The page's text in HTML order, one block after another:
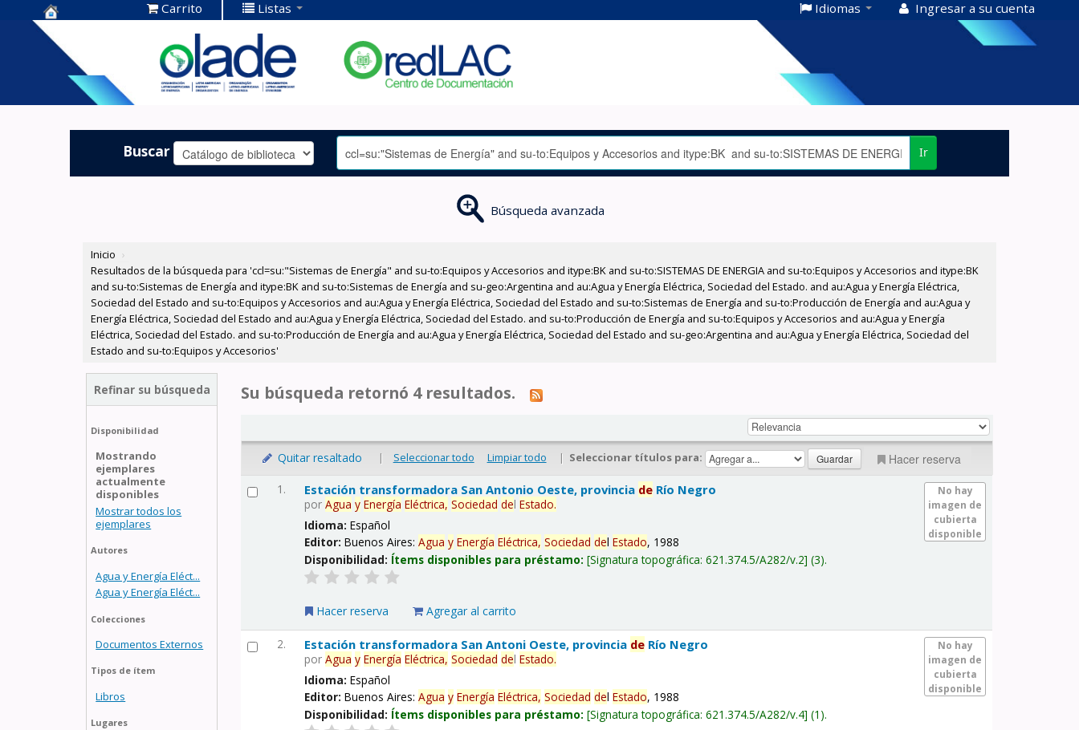
Centro de
Documentación
OLADE -
Carrito Listas Idiomas Ingresar a su cuenta
Buscar Ir
Búsqueda avanzada
Inicio ›
Resultados de la búsqueda para 'ccl=su:"Sistemas de Energía" and su-to:Equipos y Accesorios and itype:BK and su-to:SISTEMAS DE ENERGIA and su-to:Equipos y Accesorios and itype:BK
and su-to:Sistemas de Energía and itype:BK and su-to:Sistemas de Energía and su-geo:Argentina and au:Agua y Energía Eléctrica, Sociedad del Estado. and au:Agua y Energía Eléctrica,
Sociedad del Estado and su-to:Equipos y Accesorios and au:Agua y Energía Eléctrica, Sociedad del Estado and su-to:Sistemas de Energía and su-to:Producción de Energía and au:Agua y
Energía Eléctrica, Sociedad del Estado and au:Agua y Energía Eléctrica, Sociedad del Estado. and su-to:Producción de Energía and su-to:Equipos y Accesorios and au:Agua y Energía
Eléctrica, Sociedad del Estado. and su-to:Producción de Energía and au:Agua y Energía Eléctrica, Sociedad del Estado and su-geo:Argentina and au:Agua y Energía Eléctrica, Sociedad del
Estado and su-to:Equipos y Accesorios'
Refinar su búsqueda
Disponibilidad
Mostrando
ejemplares
actualmente
disponibles
Mostrar todos los
ejemplares
Autores
Agua y Energía Eléct...
Agua y Energía Eléct...
Colecciones
Documentos Externos
Tipos de ítem
Libros
Lugares
Su búsqueda retornó 4 resultados.
Quitar resaltado | Seleccionar todo Limpiar todo | Seleccionar títulos para: Hacer reserva
1.
No hay
imagen de
cubierta
disponible
Estación transformadora San Antonio Oeste, provincia de Río Negro
porAgua y Energía Eléctrica, Sociedad delEstado.
Idioma:Español
Editor:Buenos Aires:Agua y Energía Eléctrica, Sociedad delEstado, 1988
Disponibilidad: Ítems disponibles para préstamo: Signatura topográfica:621.374.5/A282/v.2 (3).
Hacer reserva Agregar al carrito
2.
No hay
imagen de
cubierta
disponible
Estación transformadora San Antoni Oeste, provincia de Río Negro
porAgua y Energía Eléctrica, Sociedad delEstado.
Idioma:Español
Editor:Buenos Aires:Agua y Energía Eléctrica, Sociedad delEstado, 1988
Disponibilidad: Ítems disponibles para préstamo: Signatura topográfica:621.374.5/A282/v.4 (1).